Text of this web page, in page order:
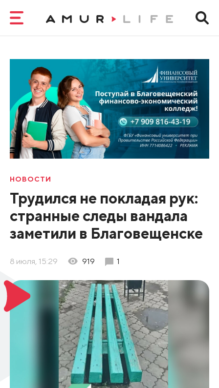
НОВОСТИ
Трудился не покладая рук:
странные следы вандала
заметили в Благовещенске
8 июля, 15:29 919 1